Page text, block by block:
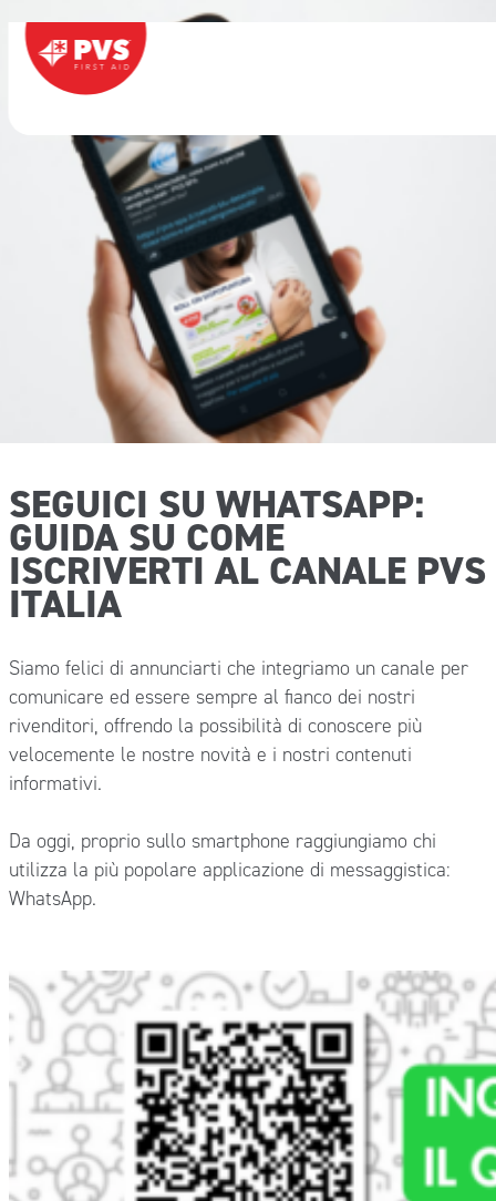
Vai al contenuto
Navigazione principale
SEGUICI SU WHATSAPP:
GUIDA SU COME
ISCRIVERTI AL CANALE PVS
ITALIA
Siamo felici di annunciarti che integriamo un canale per
comunicare ed essere sempre al fianco dei nostri
rivenditori, offrendo la possibilità di conoscere più
velocemente le nostre novità e i nostri contenuti
informativi.
Da oggi, proprio sullo smartphone raggiungiamo chi
utilizza la più popolare applicazione di messaggistica:
WhatsApp.